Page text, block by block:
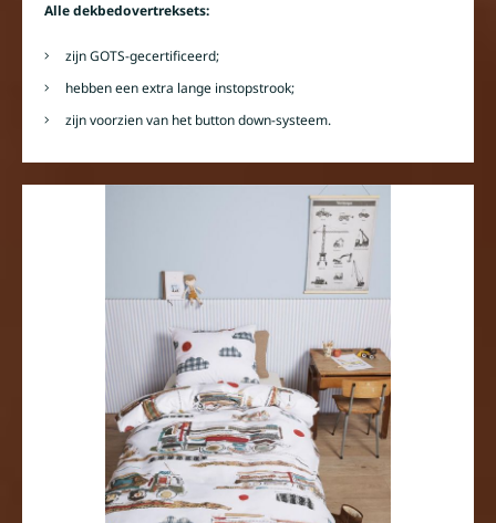
Alle dekbedovertreksets:
zijn GOTS-gecertificeerd;
hebben een extra lange instopstrook;
zijn voorzien van het button down-systeem.